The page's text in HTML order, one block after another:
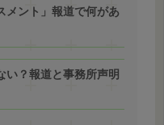
メント」報道で何があ
い？報道と事務所声明